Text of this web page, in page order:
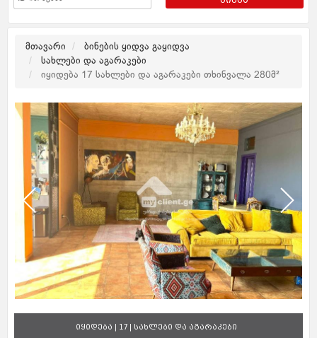
მთავარი
ბინების ყიდვა გაყიდვა
სახლები და აგარაკები
იყიდება 17 სახლები და აგარაკები თხინვალა 280მ²
იყიდება | 17 | სახლები და აგარაკები